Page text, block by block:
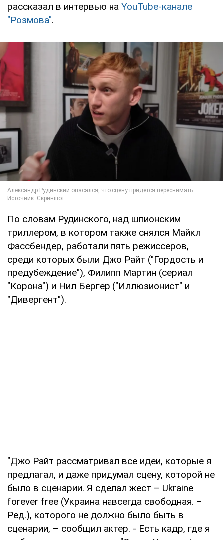
рассказал в интервью на YouTube-канале
"Розмова".
По словам Рудинского, над шпионским
триллером, в котором также снялся Майкл
Фассбендер, работали пять режиссеров,
среди которых были Джо Райт ("Гордость и
предубеждение"), Филипп Мартин (сериал
"Корона") и Нил Бергер ("Иллюзионист" и
"Дивергент").
"Джо Райт рассматривал все идеи, которые я
предлагал, и даже придумал сцену, которой не
было в сценарии. Я сделал жест – Ukraine
forever free (Украина навсегда свободная. –
Ред.), которого не должно было быть в
сценарии, – сообщил актер. - Есть кадр, где я